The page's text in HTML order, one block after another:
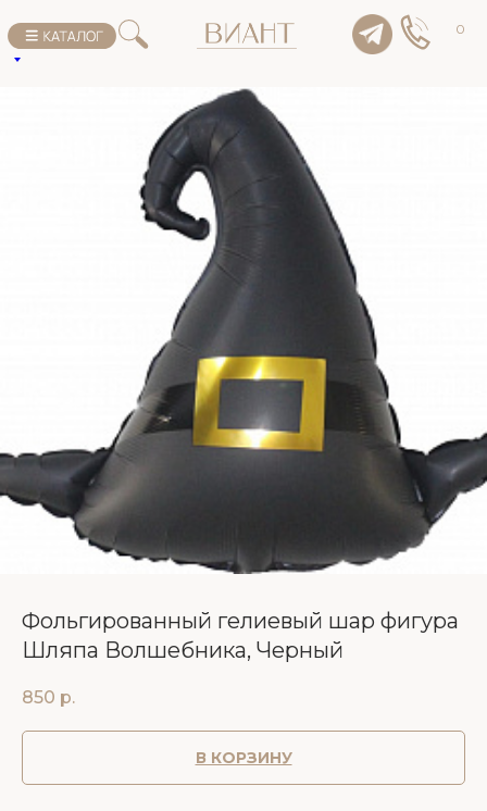
0
Фольгированный гелиевый шар фигура
Шляпа Волшебника, Черный
850 р.
В КОРЗИНУ